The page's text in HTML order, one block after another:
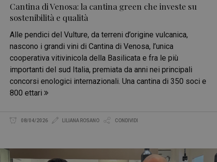
Cantina di Venosa: la cantina green che investe su
sostenibilità e qualità
Alle pendici del Vulture, da terreni d’origine vulcanica,
nascono i grandi vini di Cantina di Venosa, l’unica
cooperativa vitivinicola della Basilicata e fra le più
importanti del sud Italia, premiata da anni nei principali
concorsi enologici internazionali. Una cantina di 350 soci e
800 ettari
08/04/2026 LILIANA ROSANO CONDIVIDI